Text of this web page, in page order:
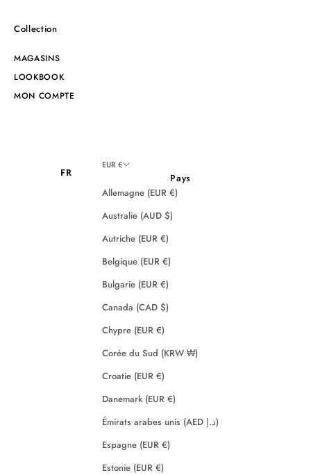
Collection
MAGASINS
LOOKBOOK
MON COMPTE
FR
EUR €
Pays
Allemagne (EUR €)
Australie (AUD $)
Autriche (EUR €)
Belgique (EUR €)
Bulgarie (EUR €)
Canada (CAD $)
Chypre (EUR €)
Corée du Sud (KRW ₩)
Croatie (EUR €)
Danemark (EUR €)
Émirats arabes unis (AED د.إ)
Espagne (EUR €)
Estonie (EUR €)